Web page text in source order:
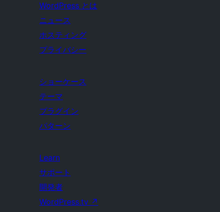
WordPress とは
ニュース
ホスティング
プライバシー
ショーケース
テーマ
プラグイン
パターン
Learn
サポート
開発者
WordPress.tv ↗